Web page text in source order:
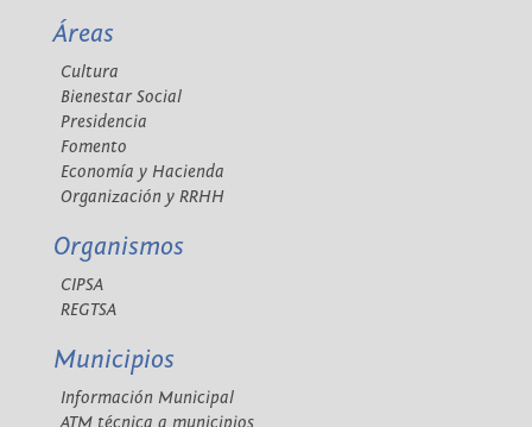
Áreas
Cultura
Bienestar Social
Presidencia
Fomento
Economía y Hacienda
Organización y RRHH
Organismos
CIPSA
REGTSA
Municipios
Información Municipal
ATM técnica a municipios